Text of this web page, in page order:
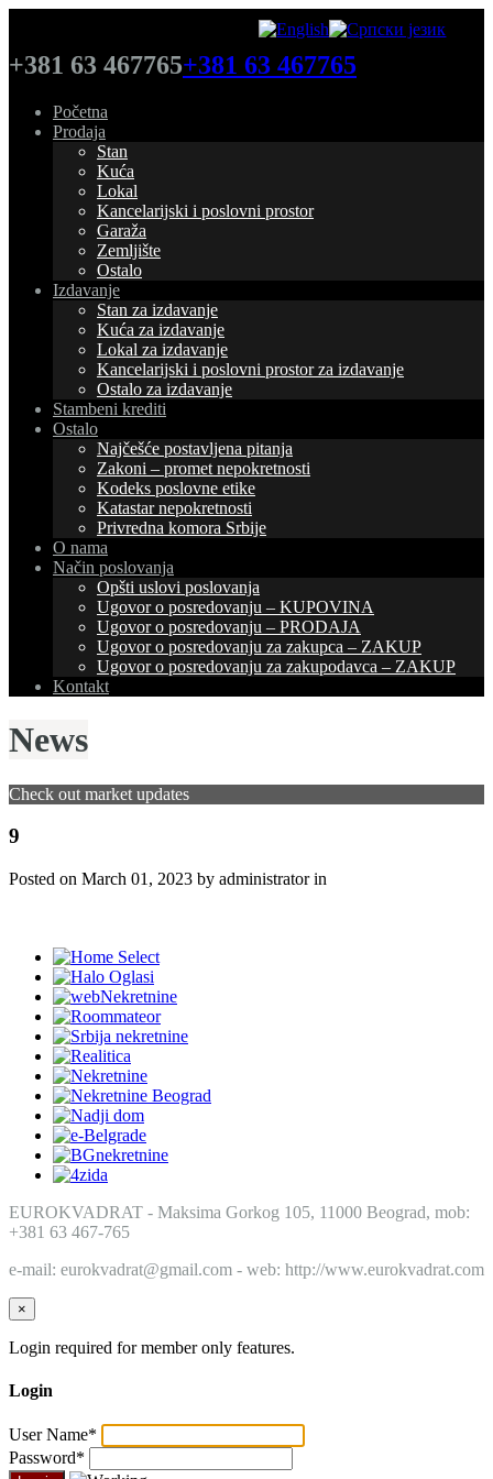
+381 63 467765+381 63 467765
Početna
Prodaja
Stan
Kuća
Lokal
Kancelarijski i poslovni prostor
Garaža
Zemljište
Ostalo
Izdavanje
Stan za izdavanje
Kuća za izdavanje
Lokal za izdavanje
Kancelarijski i poslovni prostor za izdavanje
Ostalo za izdavanje
Stambeni krediti
Ostalo
Najčešće postavljena pitanja
Zakoni – promet nepokretnosti
Kodeks poslovne etike
Katastar nepokretnosti
Privredna komora Srbije
O nama
Način poslovanja
Opšti uslovi poslovanja
Ugovor o posredovanju – KUPOVINA
Ugovor o posredovanju – PRODAJA
Ugovor o posredovanju za zakupca – ZAKUP
Ugovor o posredovanju za zakupodavca – ZAKUP
Kontakt
News
Check out market updates
9
Posted on March 01, 2023 by administrator in
EUROKVADRAT - Maksima Gorkog 105, 11000 Beograd, mob:
+381 63 467-765
e-mail: eurokvadrat@gmail.com - web: http://www.eurokvadrat.com
×
Login required for member only features.
Login
User Name*
Password*